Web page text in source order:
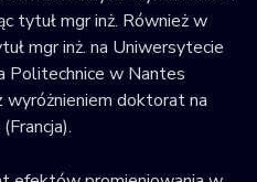
tytuł mgr inż. Również w
mgr inż. na Uniwersytecie
Politechnice w Nantes
wyróżnieniem doktorat na